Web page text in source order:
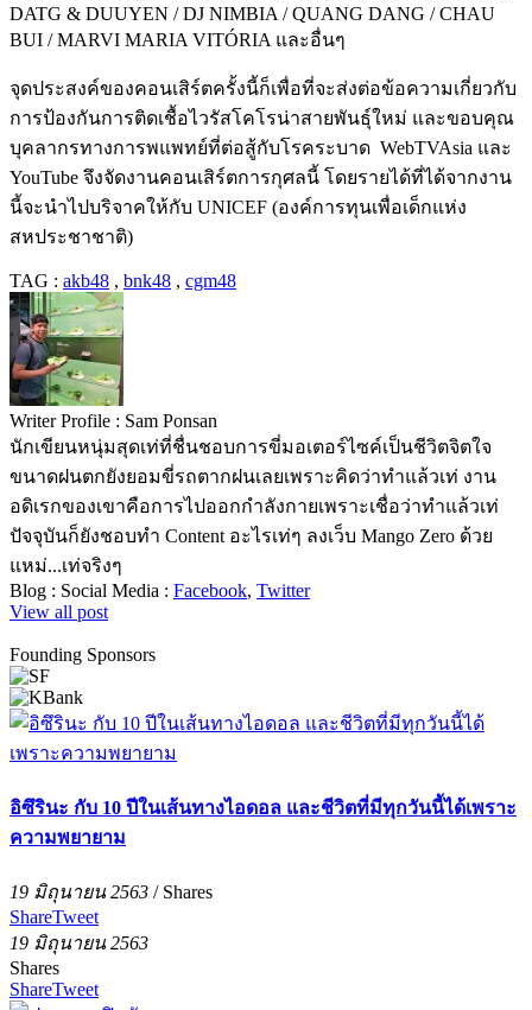
DATG & DUUYEN / DJ NIMBIA / QUANG DANG / CHAU
BUI / MARVI MARIA VITÓRIA และอื่นๆ
จุดประสงค์ของคอนเสิร์ตครั้งนี้ก็เพื่อที่จะส่งต่อข้อความเกี่ยวกับ
การป้องกันการติดเชื้อไวรัสโคโรน่าสายพันธุ์ใหม่ และขอบคุณ
บุคลากรทางการพแพทย์ที่ต่อสู้กับโรคระบาด WebTVAsia และ
YouTube จึงจัดงานคอนเสิร์ตการกุศลนี้ โดยรายได้ที่ได้จากงาน
นี้จะนำไปบริจาคให้กับ UNICEF (องค์การทุนเพื่อเด็กแห่ง
สหประชาชาติ)
TAG : akb48 , bnk48 , cgm48
Writer Profile : Sam Ponsan
นักเขียนหนุ่มสุดเท่ที่ชื่นชอบการขี่มอเตอร์ไซค์เป็นชีวิตจิตใจ
ขนาดฝนตกยังยอมขี่รถตากฝนเลยเพราะคิดว่าทำแล้วเท่ งาน
อดิเรกของเขาคือการไปออกกำลังกายเพราะเชื่อว่าทำแล้วเท่
ปัจจุบันก็ยังชอบทำ Content อะไรเท่ๆ ลงเว็บ Mango Zero ด้วย
แหม่...เท่จริงๆ
Blog : Social Media : Facebook, Twitter
View all post
Founding Sponsors
อิซึรินะ กับ 10 ปีในเส้นทางไอดอล และชีวิตที่มีทุกวันนี้ได้เพราะ
ความพยายาม
19 มิถุนายน 2563 / Shares
ShareTweet
19 มิถุนายน 2563
Shares
ShareTweet